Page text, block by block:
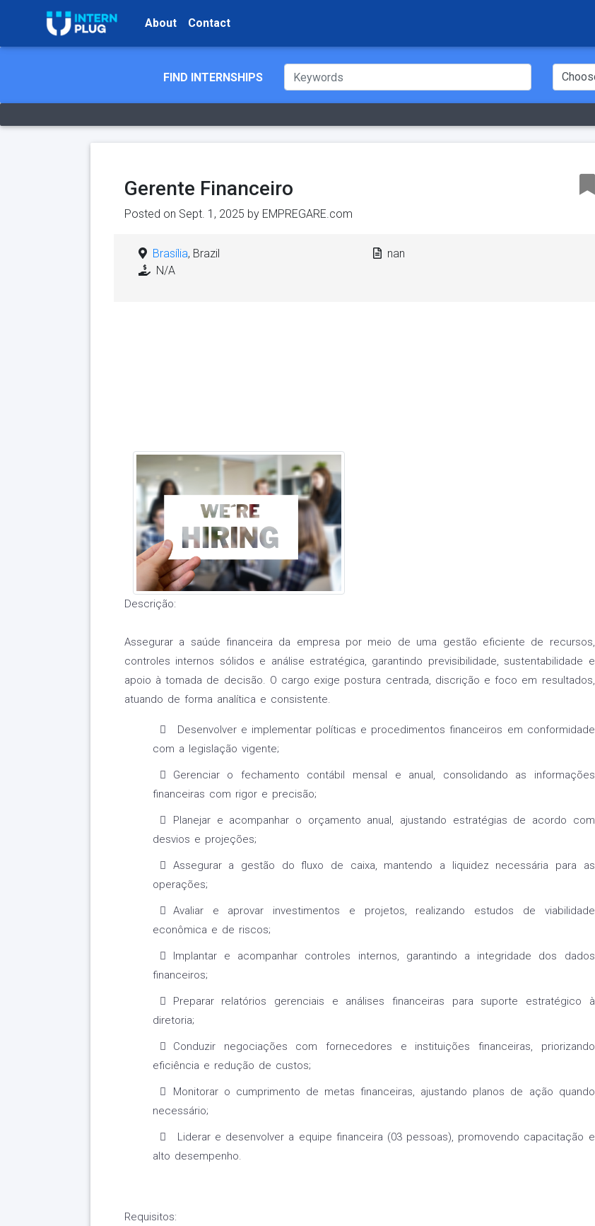
About Contact
FIND INTERNSHIPS
Gerente Financeiro
Posted on Sept. 1, 2025 by EMPREGARE.com
Brasília, Brazil
N/A
nan
Descrição:
Assegurar a saúde financeira da empresa por meio de uma gestão eficiente de recursos,
controles internos sólidos e análise estratégica, garantindo previsibilidade, sustentabilidade e
apoio à tomada de decisão. O cargo exige postura centrada, discrição e foco em resultados,
atuando de forma analítica e consistente.
Desenvolver e implementar políticas e procedimentos financeiros em conformidade
com a legislação vigente;
Gerenciar o fechamento contábil mensal e anual, consolidando as informações
financeiras com rigor e precisão;
Planejar e acompanhar o orçamento anual, ajustando estratégias de acordo com
desvios e projeções;
Assegurar a gestão do fluxo de caixa, mantendo a liquidez necessária para as
operações;
Avaliar e aprovar investimentos e projetos, realizando estudos de viabilidade
econômica e de riscos;
Implantar e acompanhar controles internos, garantindo a integridade dos dados
financeiros;
Preparar relatórios gerenciais e análises financeiras para suporte estratégico à
diretoria;
Conduzir negociações com fornecedores e instituições financeiras, priorizando
eficiência e redução de custos;
Monitorar o cumprimento de metas financeiras, ajustando planos de ação quando
necessário;
Liderar e desenvolver a equipe financeira (03 pessoas), promovendo capacitação e
alto desempenho.
Requisitos: